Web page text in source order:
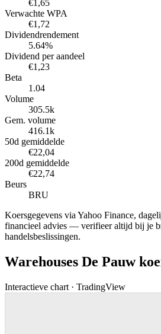
€1,65
Verwachte WPA
€1,72
Dividendrendement
5.64%
Dividend per aandeel
€1,23
Beta
1.04
Volume
305.5k
Gem. volume
416.1k
50d gemiddelde
€22,04
200d gemiddelde
€22,74
Beurs
BRU
Koersgegevens via Yahoo Finance,
financieel advies — verifieer altijd bij je
handelsbeslissingen.
Warehouses De Pauw
Interactieve chart · TradingView